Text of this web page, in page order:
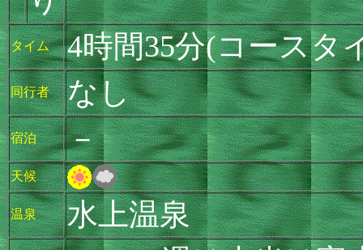
タイム 4時間35分(コースタ
同行者 なし
宿泊 －
天候
温泉 水上温泉